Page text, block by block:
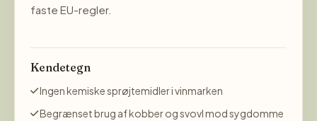
faste EU-regler.
Kendetegn
Ingen kemiske sprøjtemidler i vinmarken
Begrænset brug af kobber og svovl mod sygdomme